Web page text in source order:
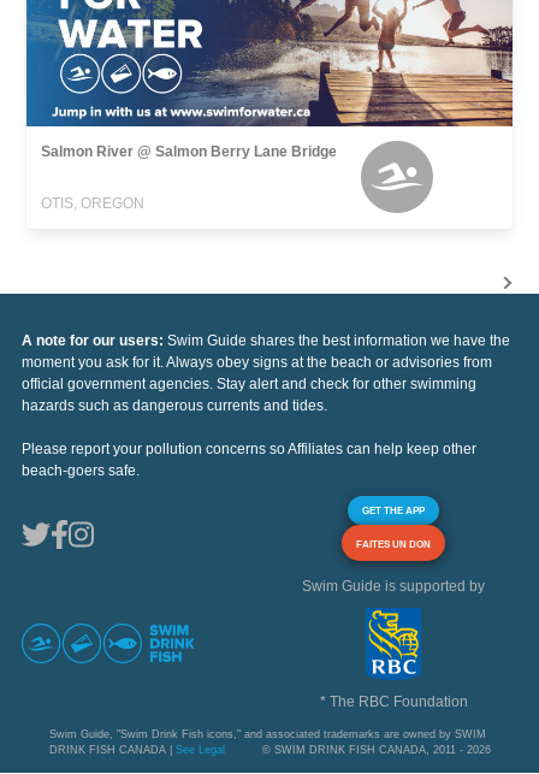
Salmon River @ Salmon Berry Lane Bridge
OTIS, OREGON
A note for our users: Swim Guide shares the best information we have the
moment you ask for it. Always obey signs at the beach or advisories from
official government agencies. Stay alert and check for other swimming
hazards such as dangerous currents and tides.
Please report your pollution concerns so Affiliates can help keep other
beach-goers safe.
GET THE APP
FAITES UN DON
Swim Guide is supported by
* The RBC Foundation
Swim Guide, "Swim Drink Fish icons," and associated trademarks are owned by SWIM
DRINK FISH CANADA | See Legal © SWIM DRINK FISH CANADA, 2011 - 2026